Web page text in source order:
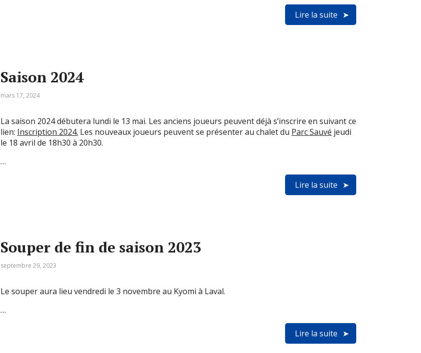
Lire la suite
Saison 2024
mars 17, 2024
La saison 2024 débutera lundi le 13 mai. Les anciens joueurs peuvent déjà s’inscrire en suivant ce
lien: Inscription 2024. Les nouveaux joueurs peuvent se présenter au chalet du Parc Sauvé jeudi
le 18 avril de 18h30 à 20h30.
…
Lire la suite
Souper de fin de saison 2023
septembre 29, 2023
Le souper aura lieu vendredi le 3 novembre au Kyomi à Laval.
…
Lire la suite